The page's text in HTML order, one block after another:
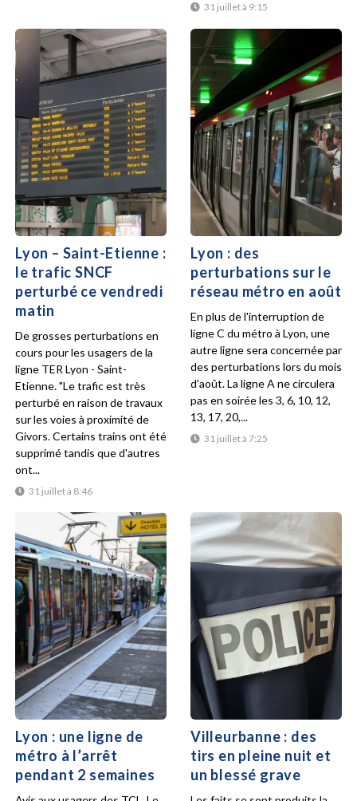
31 juillet à 9:15
Lyon – Saint-Etienne :
le trafic SNCF
perturbé ce vendredi
matin
31 juillet à 8:46
De grosses perturbations en
cours pour les usagers de la
ligne TER Lyon - Saint-
Etienne. "Le trafic est très
perturbé en raison de travaux
sur les voies à proximité de
Givors. Certains trains ont été
supprimé tandis que d'autres
ont...
Lyon : des
perturbations sur le
réseau métro en août
31 juillet à 7:25
En plus de l'interruption de
ligne C du métro à Lyon, une
autre ligne sera concernée par
des perturbations lors du mois
d'août. La ligne A ne circulera
pas en soirée les 3, 6, 10, 12,
13, 17, 20,...
Lyon : une ligne de
métro à l’arrêt
pendant 2 semaines
Villeurbanne : des
tirs en pleine nuit et
un blessé grave